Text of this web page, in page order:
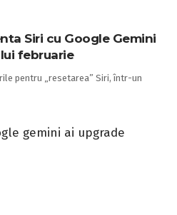
Siri cu Google Gemini
februarie
pentru „resetarea” Siri, într-un